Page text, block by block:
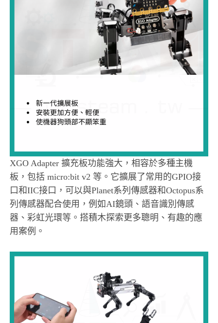
XGO Adapter 擴充板功能強大，相容於多種主機
板，包括 micro:bit v2 等。它擴展了常用的GPIO接
口和IIC接口，可以與Planet系列傳感器和Octopus系
列傳感器配合使用，例如AI鏡頭、語音識別傳感
器、彩虹光環等。搭積木探索更多聰明、有趣的應
用案例。